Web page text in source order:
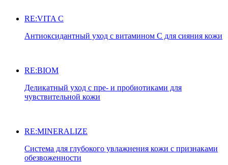
RE:VITA C
Антиоксидантный уход с витамином С для сияния кожи
RE:BIOM
Деликатный уход с пре- и пробиотиками для
чувствительной кожи
RE:MINERALIZE
Система для глубокого увлажнения кожи с признаками
обезвоженности